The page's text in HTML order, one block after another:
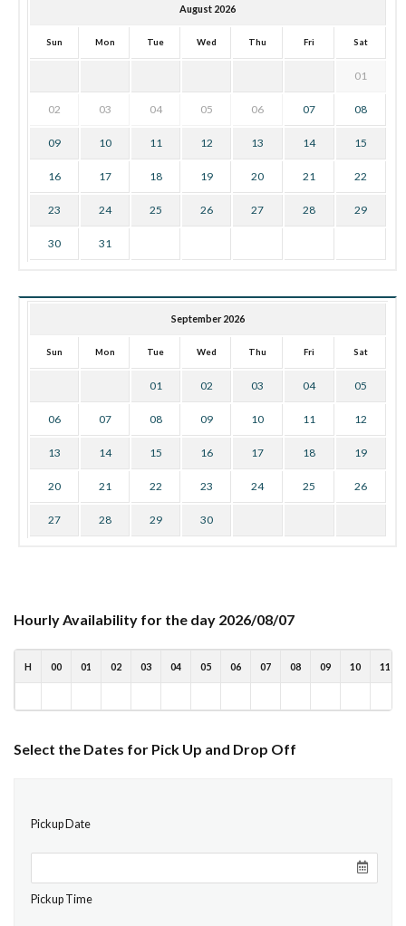
August 2026
Sun Mon Tue Wed Thu Fri Sat
01
02 03 04 05 06 07 08
09 10 11 12 13 14 15
16 17 18 19 20 21 22
23 24 25 26 27 28 29
30 31
September 2026
Sun Mon Tue Wed Thu Fri Sat
01 02 03 04 05
06 07 08 09 10 11 12
13 14 15 16 17 18 19
20 21 22 23 24 25 26
27 28 29 30
Hourly Availability for the day 2026/08/07
H 00 01 02 03 04 05 06 07 08 09 10 11
Select the Dates for Pick Up and Drop Off
Pickup Date
Pickup Time